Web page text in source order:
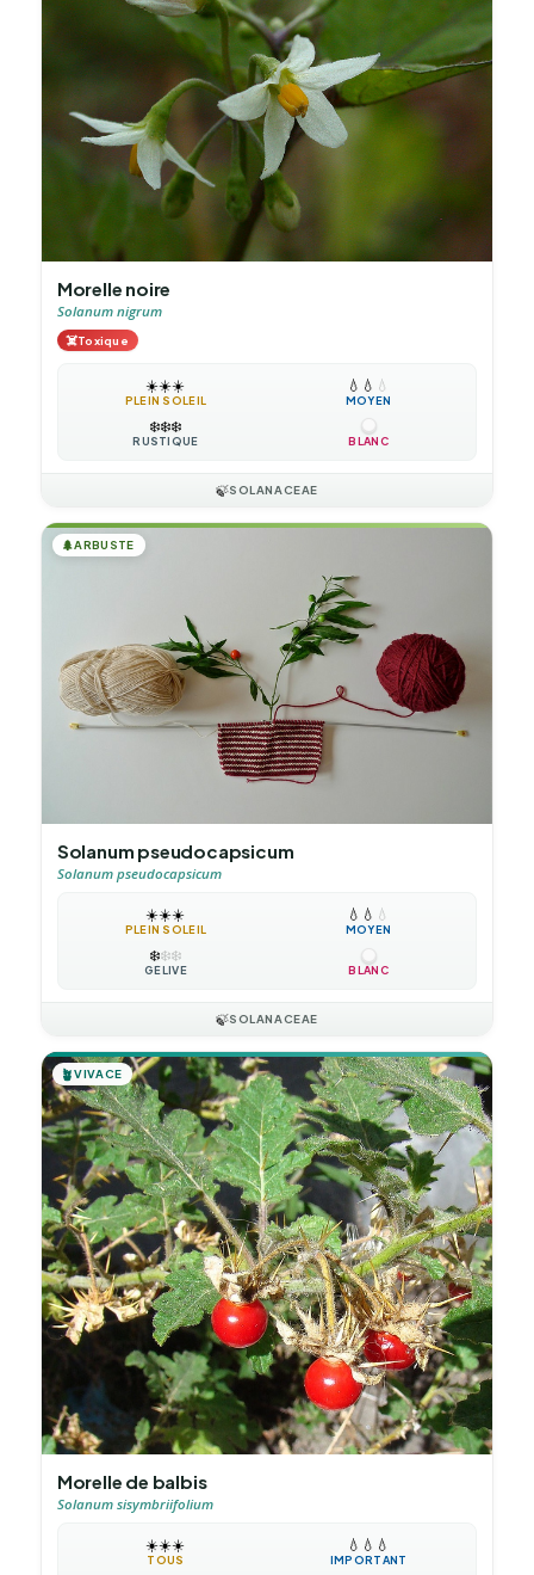
Morelle noire
Solanum nigrum
☠️Toxique
☀️☀️☀️
PLEIN SOLEIL
💧 💧 💧
MOYEN
❄️❄️❄️
RUSTIQUE BLANC
🍃SOLANACEAE
🌲ARBUSTE
Solanum pseudocapsicum
Solanum pseudocapsicum
☀️☀️☀️
PLEIN SOLEIL
💧 💧 💧
MOYEN
❄️❄️❄️
GÉLIVE BLANC
🍃SOLANACEAE
🪴VIVACE
Morelle de balbis
Solanum sisymbriifolium
☀️☀️☀️
TOUS
💧 💧 💧
IMPORTANT